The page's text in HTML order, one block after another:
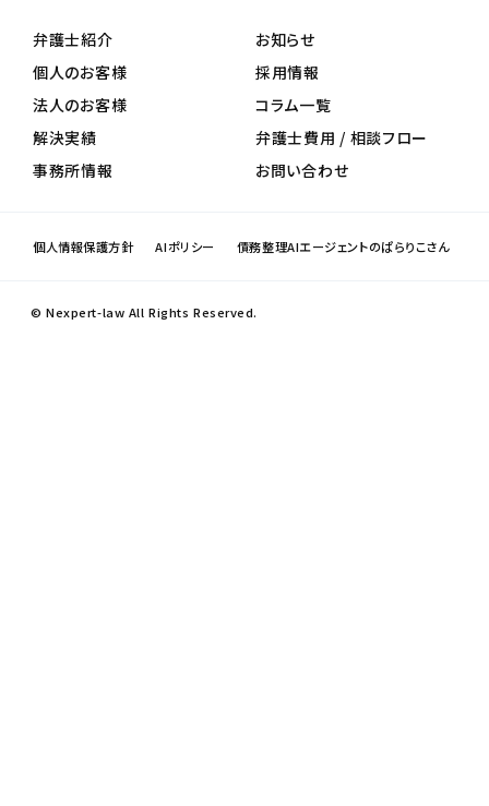
弁護士紹介
個人のお客様
法人のお客様
解決実績
事務所情報
お知らせ
採用情報
コラム一覧
弁護士費用 / 相談フロー
お問い合わせ
個人情報保護方針 AIポリシー 債務整理AIエージェントのぱらりこさん
© Nexpert-law All Rights Reserved.